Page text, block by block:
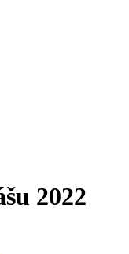
2022